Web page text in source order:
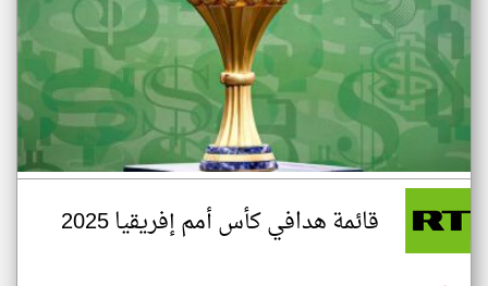
قائمة هدافي كأس أمم إفريقيا 2025